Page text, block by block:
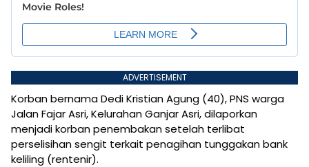
ADVERTISEMENT
Korban bernama Dedi Kristian Agung (40), PNS warga
Jalan Fajar Asri, Kelurahan Ganjar Asri, dilaporkan
menjadi korban penembakan setelah terlibat
perselisihan sengit terkait penagihan tunggakan bank
keliling (rentenir).